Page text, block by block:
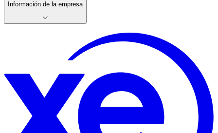
Información de la empresa